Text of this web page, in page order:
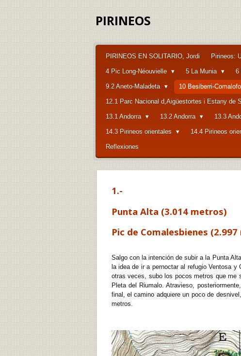
PIRINEOS
PIRINEOS EN SOLITARIO, Jordi Pirineos:
4 Pic Long-Néouvielle 5 La Munia 6
9.2 Aneto-Maladeta 10 Besiberri-
12.1 Parc Nacional d,Aigüestortes i Estany de
13.1 Andorra 13.2 Andorra 13.3
14.3 Pirineos orientales 14.4 Pirineos
Reflexiones
1.-
Punta Alta (3.014 metros)
Pic de Comalesbienes
Salgo con la intención de subir a la Punta
la idea de ir a pernoctar al refugio Ventosa
otras veces, subo los pocos metros que me
Pleta del Riumalo. Atravieso,
final, el camino adquiere un poco de
metros.